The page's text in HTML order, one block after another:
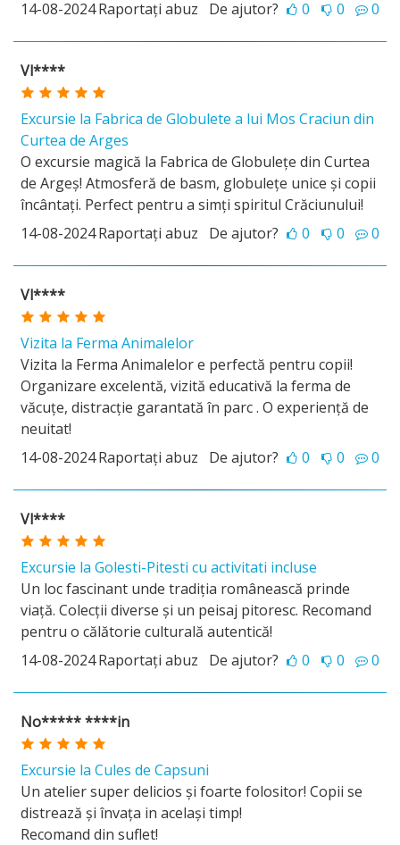
14-08-2024Raportați abuz De ajutor? 0 0 0
Vl****
Excursie la Fabrica de Globulete a lui Mos Craciun din
Curtea de Arges
O excursie magică la Fabrica de Globulețe din Curtea
de Argeș! Atmosferă de basm, globulețe unice și copii
încântați. Perfect pentru a simți spiritul Crăciunului!
14-08-2024Raportați abuz De ajutor? 0 0 0
Vl****
Vizita la Ferma Animalelor
Vizita la Ferma Animalelor e perfectă pentru copii!
Organizare excelentă, vizită educativă la ferma de
văcuțe, distracție garantată în parc . O experiență de
neuitat!
14-08-2024Raportați abuz De ajutor? 0 0 0
Vl****
Excursie la Golesti-Pitesti cu activitati incluse
Un loc fascinant unde tradiția românească prinde
viață. Colecții diverse și un peisaj pitoresc. Recomand
pentru o călătorie culturală autentică!
14-08-2024Raportați abuz De ajutor? 0 0 0
No***** ****in
Excursie la Cules de Capsuni
Un atelier super delicios și foarte folositor! Copii se
distrează și învața in același timp!
Recomand din suflet!